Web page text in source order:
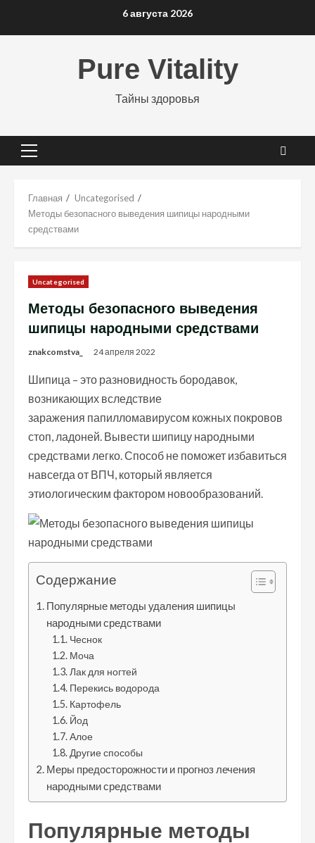
6 августа 2026
Pure Vitality
Тайны здоровья
Основное
Главная
Uncategorised
Методы безопасного выведения шипицы народными
средствами
Uncategorised
Методы безопасного выведения
шипицы народными средствами
znakcomstva_ 24 апреля 2022
Шипица – это разновидность бородавок,
возникающих вследствие
заражения папилломавирусом кожных покровов
стоп, ладоней. Вывести шипицу народными
средствами легко. Способ не поможет избавиться
навсегда от ВПЧ, который является
этиологическим фактором новообразований.
Содержание
Популярные методы удаления шипицы
народными средствами
Чеснок
Моча
Лак для ногтей
Перекись водорода
Картофель
Йод
Алое
Другие способы
Меры предосторожности и прогноз лечения
народными средствами
Популярные методы